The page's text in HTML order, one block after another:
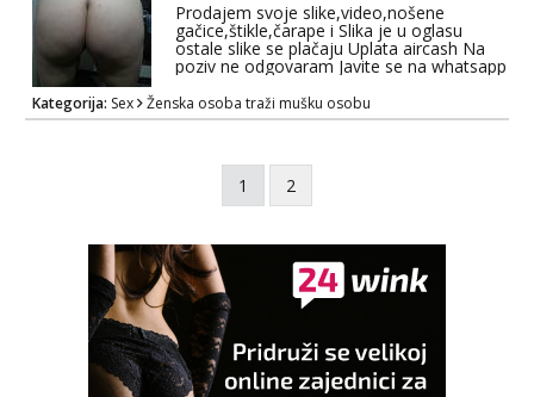
Prodajem svoje slike,video,nošene
gačice,štikle,čarape i Slika je u oglasu
ostale slike se plačaju Uplata aircash Na
poziv ne odgovaram Javite se na whatsapp
Kategorija: Sex Ženska osoba traži mušku osobu
1 2